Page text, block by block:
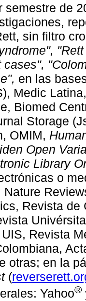
semestre de
sin filtro
cases",
en las
Medic
Biomed
Storage
OMIM,
Open
Library
o
Nature
Revista
Revista
otras; en la
(
Yahoo®